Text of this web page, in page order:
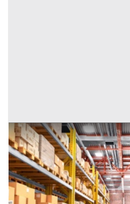
Magazzino all'asta a Bagheria
Bagheria (Palermo)
Offerta minima
12.150 € 24.300 €
Codice asta:732f701f
19/10/2026